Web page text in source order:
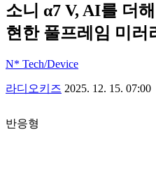
소니 α7 V, AI를 더
현한 풀프레임 미러
N* Tech/Device
라디오키즈 2025. 12. 15. 07:00
반응형